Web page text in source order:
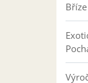
Bříze